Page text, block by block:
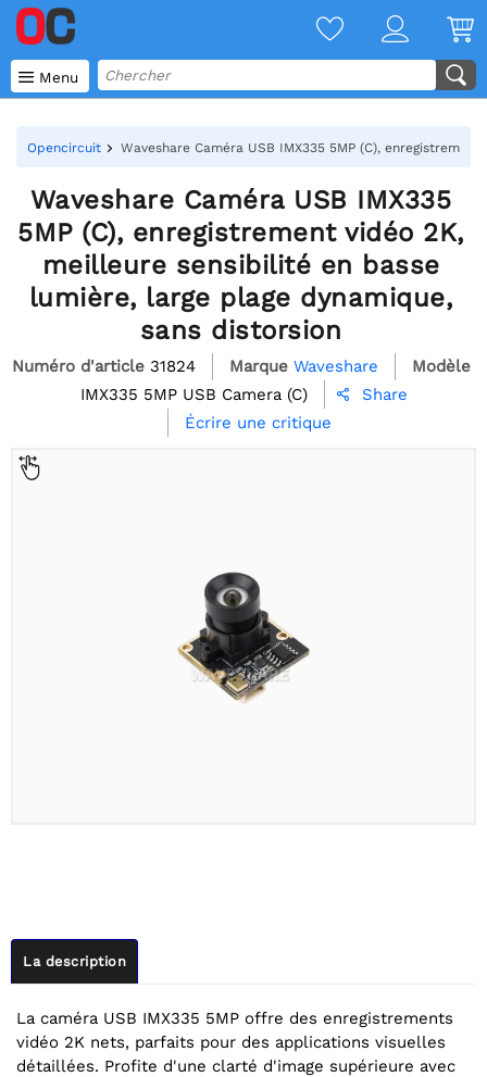
 Menu
Opencircuit Waveshare Caméra USB IMX335 5MP (C),
Waveshare Caméra USB IMX335
5MP (C), enregistrement vidéo 2K,
meilleure sensibilité en basse
lumière, large plage dynamique,
sans distorsion
Numéro d'article 31824 Marque Waveshare
Modèle
IMX335 5MP USB Camera (C)

Share
Écrire une critique
La description
La caméra USB IMX335 5MP offre des enregistrements
vidéo 2K nets, parfaits pour des applications visuelles
détaillées. Profite d'une clarté d'image supérieure avec